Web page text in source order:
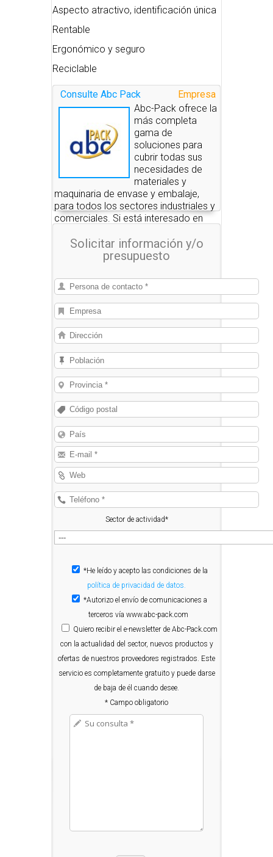
Aspecto atractivo, identificación única
Rentable
Ergonómico y seguro
Reciclable
Empresa
Consulte Abc Pack
Abc-Pack ofrece la
más completa
gama de
soluciones para
cubrir todas sus
necesidades de
materiales y
maquinaria de envase y embalaje,
para todos los sectores industriales y
comerciales. Si está interesado en
le pondremos en contacto con las
empresas que se los pueden
Solicitar información y/o
presupuesto
Sector de actividad*
*He leído y acepto las condiciones de la
política de privacidad de datos.
*Autorizo el envío de comunicaciones a
terceros vía www.abc-pack.com
Quiero recibir el e-newsletter de Abc-Pack.com
con la actualidad del sector, nuevos productos y
ofertas de nuestros proveedores registrados. Este
servicio es completamente gratuito y puede darse
de baja de él cuando desee.
* Campo obligatorio